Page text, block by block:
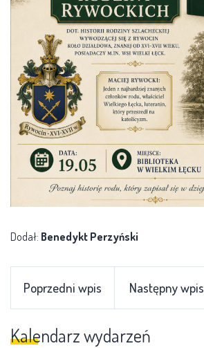
Dodał: Benedykt Perzyński
Poprzedni wpis Następny wpis
Kalendarz wydarzeń